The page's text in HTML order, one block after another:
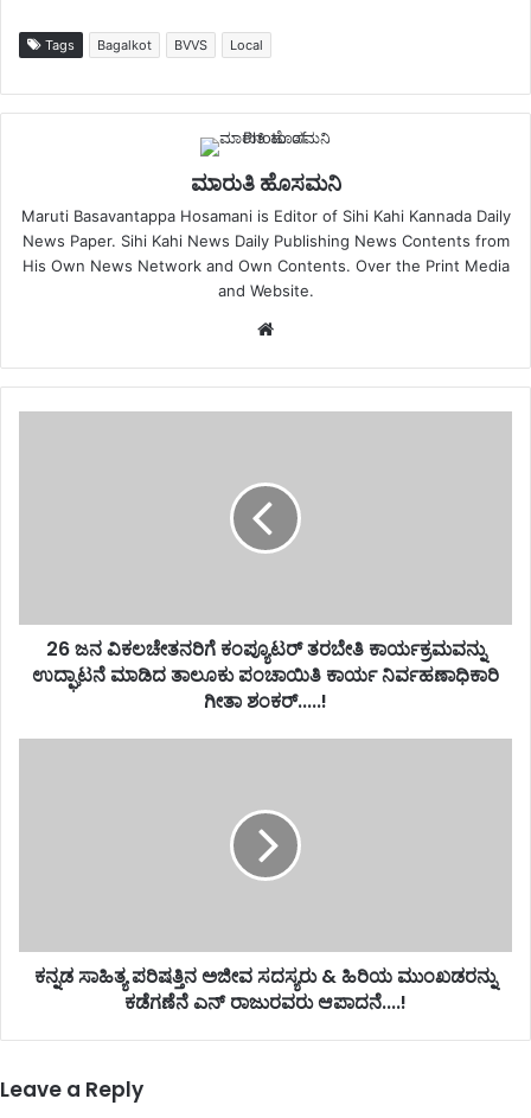
Tags Bagalkot BVVS Local
ಮಾರುತಿ ಹೊಸಮನಿ
Maruti Basavantappa Hosamani is Editor of Sihi Kahi Kannada Daily
News Paper. Sihi Kahi News Daily Publishing News Contents from
His Own News Network and Own Contents. Over the Print Media
and Website.
Website
26 ಜನ ವಿಕಲಚೇತನರಿಗೆ ಕಂಪ್ಯೂಟರ್ ತರಬೇತಿ ಕಾರ್ಯಕ್ರಮವನ್ನು
ಉದ್ಘಾಟನೆ ಮಾಡಿದ ತಾಲೂಕು ಪಂಚಾಯಿತಿ ಕಾರ್ಯ ನಿರ್ವಹಣಾಧಿಕಾರಿ
ಗೀತಾ ಶಂಕರ್.....!
ಕನ್ನಡ ಸಾಹಿತ್ಯ ಪರಿಷತ್ತಿನ ಅಜೀವ ಸದಸ್ಯರು & ಹಿರಿಯ ಮುಂಖಡರನ್ನು
ಕಡೆಗಣೆನೆ ಎನ್ ರಾಜುರವರು ಆಪಾದನೆ....!
Leave a Reply